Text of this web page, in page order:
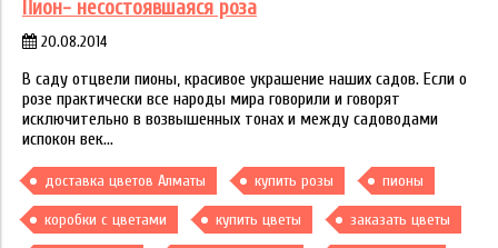
Пион- несостоявшаяся роза
20.08.2014
В саду отцвели пионы, красивое украшение наших садов. Если о
розе практически все народы мира говорили и говорят
исключительно в возвышенных тонах и между садоводами
испокон век...
доставка цветов Алматы купить розы пионы
коробки с цветами купить цветы заказать цветы